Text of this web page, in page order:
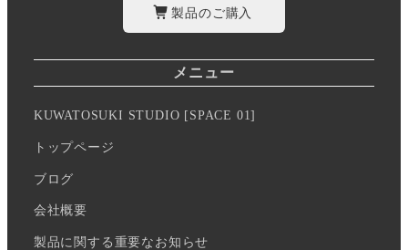
製品のご購入
メニュー
KUWATOSUKI STUDIO [SPACE 01]
トップページ
ブログ
会社概要
製品に関する重要なお知らせ